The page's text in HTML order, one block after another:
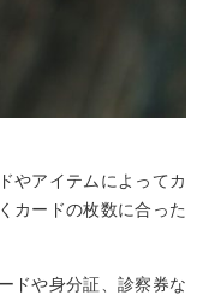
やアイテムによってカ
カードの枚数に合った
ドや身分証、診察券な